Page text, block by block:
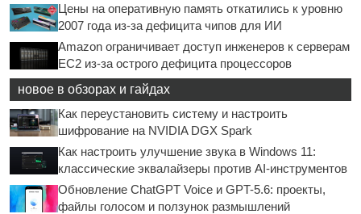
Цены на оперативную память откатились к уровню
2007 года из-за дефицита чипов для ИИ
Amazon ограничивает доступ инженеров к серверам
EC2 из-за острого дефицита процессоров
новое в обзорах и гайдах
Как переустановить систему и настроить
шифрование на NVIDIA DGX Spark
Как настроить улучшение звука в Windows 11:
классические эквалайзеры против AI-инструментов
Обновление ChatGPT Voice и GPT-5.6: проекты,
файлы голосом и ползунок размышлений